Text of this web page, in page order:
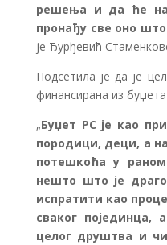
решења и да ће
пронађу све оно
је Ђурђевић
Подсетила је да је
финансирана из
„Буџет РС је као
породици, деци, а
потешкоћа у раном
нешто што је
испратити као
сваког
целог друштва и